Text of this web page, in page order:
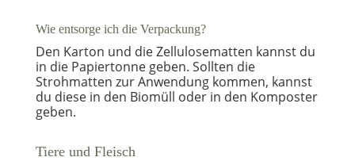
Wie entsorge ich die Verpackung?
Den Karton und die Zellulosematten kannst du
in die Papiertonne geben. Sollten die
Strohmatten zur Anwendung kommen, kannst
du diese in den Biomüll oder in den Komposter
geben.
Tiere und Fleisch